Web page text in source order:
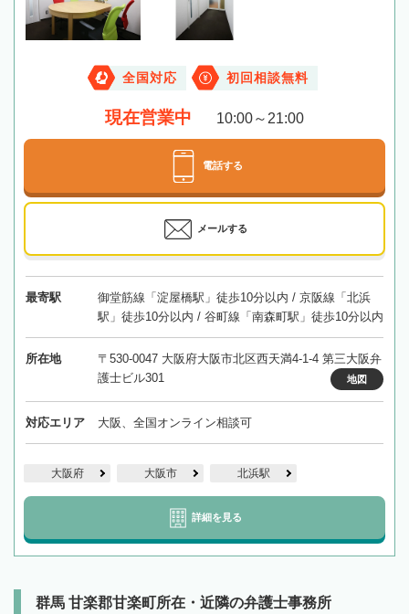
全国対応 初回相談無料
現在営業中 10:00～21:00
電話する
メールする
最寄駅
御堂筋線「淀屋橋駅」徒歩10分以内 / 京阪線「北浜
駅」徒歩10分以内 / 谷町線「南森町駅」徒歩10分以内
所在地
〒530-0047 大阪府大阪市北区西天満4-1-4 第三大阪弁
護士ビル301
地図
対応エリア 大阪、全国オンライン相談可
大阪府 大阪市 北浜駅
詳細を見る
群馬 甘楽郡甘楽町所在・近隣の弁護士事務所